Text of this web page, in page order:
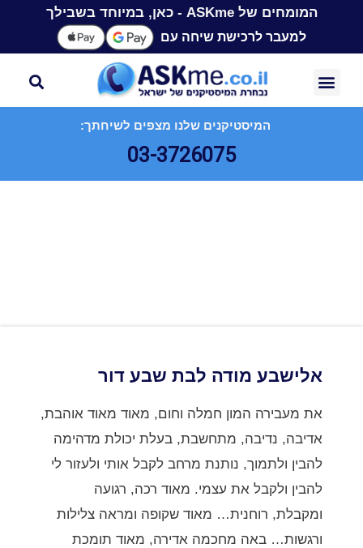
המומחים של ASKme - כאן, במיוחד בשבילך
למעבר לרכישת שיחה עם
המיסטיקנים שלנו מצפים לשיחתך:
03-3726075
אלישבע מודה לבת שבע דור
את מעבירה המון חמלה וחום, מאוד מאוד אוהבת,
אדיבה, נדיבה, מתחשבת, בעלת יכולת מדהימה
להבין ולתמוך, נותנת מרחב לקבל אותי ולעזור לי
להבין ולקבל את עצמי. מאוד רכה, רגועה
ומקבלת, רוחנית… מאוד שקופה ומראה צלילות
ורגשות… באה מחכמה אדירה, מאוד תומכת